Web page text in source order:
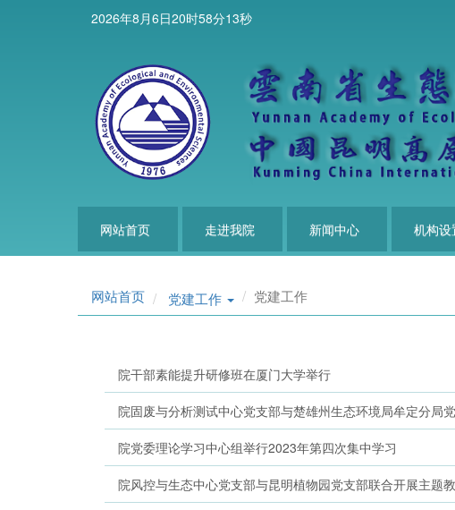
2026年8月6日20时58分14秒
网站首页 走进我院 新闻中心 机构设
网站首页 党建工作 Toggle
Dropdown
党建工作
院干部素能提升研修班在厦门大学举行
院固废与分析测试中心党支部与楚雄州生态环境局牟定分局
院党委理论学习中心组举行2023年第四次集中学习
院风控与生态中心党支部与昆明植物园党支部联合开展主题